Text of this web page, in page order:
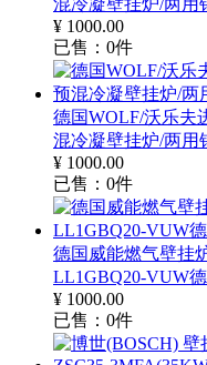
混冷凝壁挂炉/两用
¥ 1000.00
已售： 0件
德国WOLF/沃乐夫
混冷凝壁挂炉/两用
¥ 1000.00
已售： 0件
德国威能燃气壁挂
LL1GBQ20-VUW
¥ 1000.00
已售： 0件